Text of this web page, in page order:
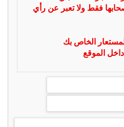
فقط ولا تعبر عن رأي
الخاص بك
الموقع